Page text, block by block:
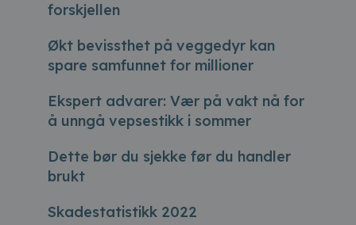
forskjellen
Økt bevissthet på veggedyr kan
spare samfunnet for millioner
Ekspert advarer: Vær på vakt nå for
å unngå vepsestikk i sommer
Dette bør du sjekke før du handler
brukt
Skadestatistikk 2022